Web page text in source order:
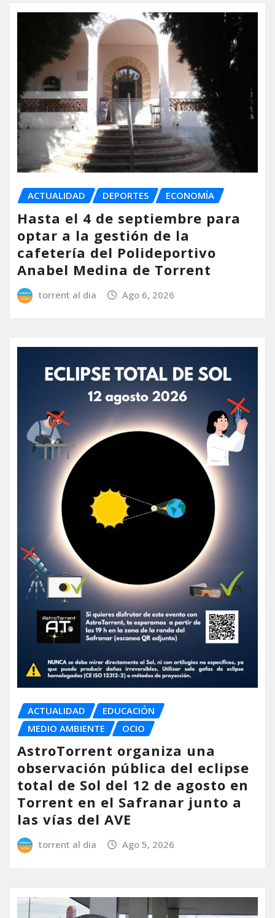
ACTUALIDAD DEPORTES ECONOMÍA
Hasta el 4 de septiembre para
optar a la gestión de la
cafetería del Polideportivo
Anabel Medina de Torrent
torrent al dia Ago 6, 2026
ACTUALIDAD
EDUCACIÓN
MEDIO AMBIENTE
OCIO
AstroTorrent organiza una
observación pública del eclipse
total de Sol del 12 de agosto en
Torrent en el Safranar junto a
las vías del AVE
torrent al dia Ago 5, 2026